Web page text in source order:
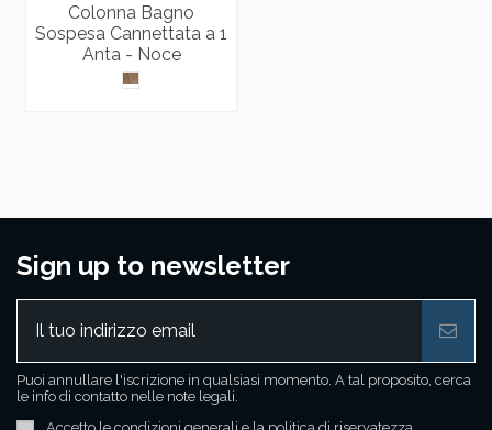
Colonna Bagno
Sospesa Cannettata a 1
Anta - Noce
Sign up to newsletter
Puoi annullare l'iscrizione in qualsiasi momento. A tal proposito, cerca
le info di contatto nelle note legali.